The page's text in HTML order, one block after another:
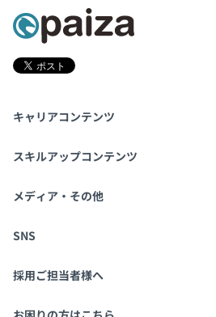
キャリアコンテンツ
転職・キャリア
スキルアップコンテンツ
学習
メディア・その他
Tech Team Journal
SNS
X
採用ご担当者様へ
採用・教育をお考えの企業様へ